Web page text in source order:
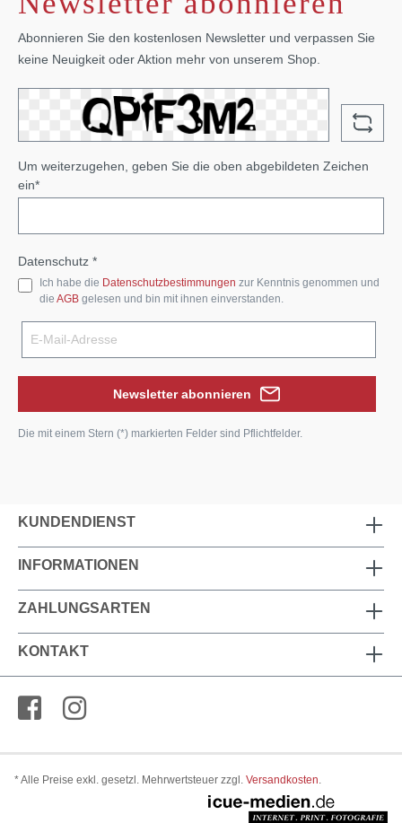
Abonnieren Sie den kostenlosen Newsletter und verpassen Sie
keine Neuigkeit oder Aktion mehr von unserem Shop.
Um weiterzugehen, geben Sie die oben abgebildeten Zeichen
ein*
Datenschutz *
Ich habe die Datenschutzbestimmungen zur Kenntnis genommen und
die AGB gelesen und bin mit ihnen einverstanden.
Newsletter abonnieren
Die mit einem Stern (*) markierten Felder sind Pflichtfelder.
KUNDENDIENST
INFORMATIONEN
ZAHLUNGSARTEN
KONTAKT
* Alle Preise exkl. gesetzl. Mehrwertsteuer zzgl. Versandkosten.